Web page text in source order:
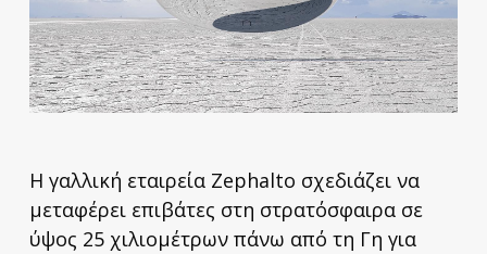
Η γαλλική εταιρεία Zephalto σχεδιάζει να
μεταφέρει επιβάτες στη στρατόσφαιρα σε
ύψος 25 χιλιομέτρων πάνω από τη Γη για